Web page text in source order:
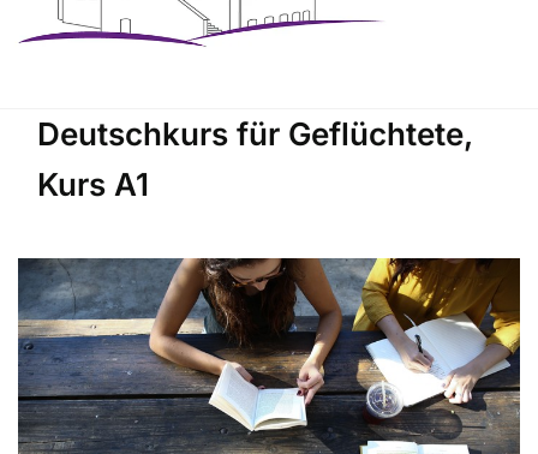
Deutschkurs für Geflüchtete,
Kurs A1